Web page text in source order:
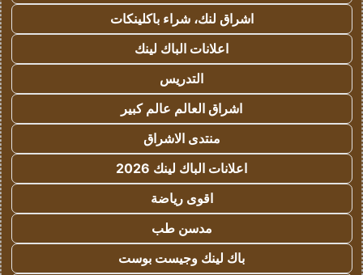
اشراق لنك، شراء باكلينكات
اعلانات الباك لينك
التدريس
اشراق العالم عالم كبير
منتدى الاشراق
اعلانات الباك لينك 2026
اقوى رياضة
مدسن طب
باك لينك وجيست بوست